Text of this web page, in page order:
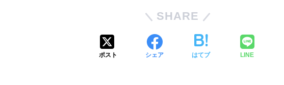
SHARE
ポスト シェア はてブ LINE